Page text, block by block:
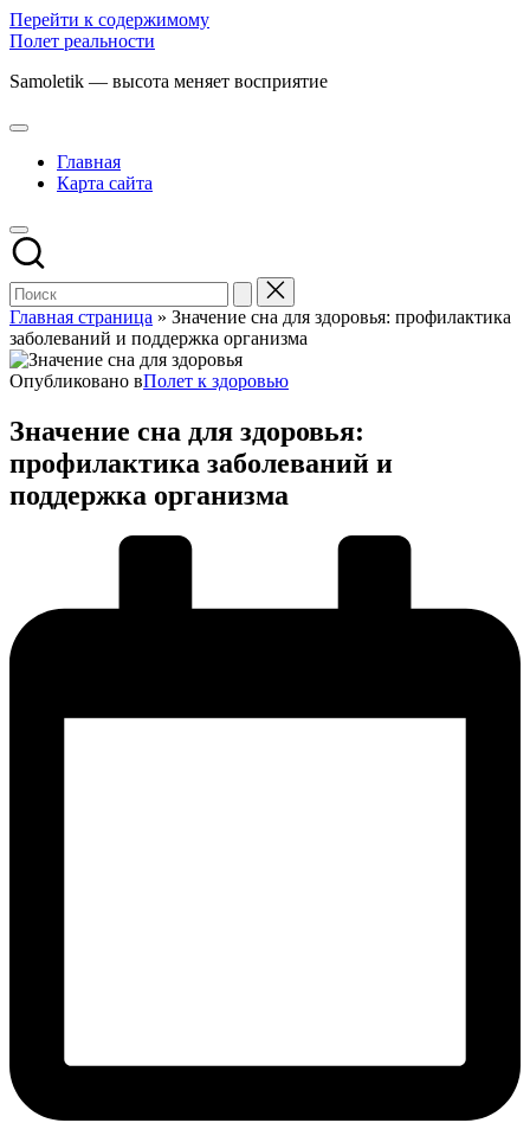
Перейти к содержимому
Полет реальности
Samoletik — высота меняет восприятие
Главная
Карта сайта
Главная страница » Значение сна для здоровья: профилактика
заболеваний и поддержка организма
Опубликовано вПолет к здоровью
Значение сна для здоровья:
профилактика заболеваний и
поддержка организма